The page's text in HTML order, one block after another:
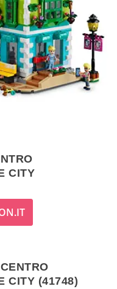
CITY
CITY (41748)